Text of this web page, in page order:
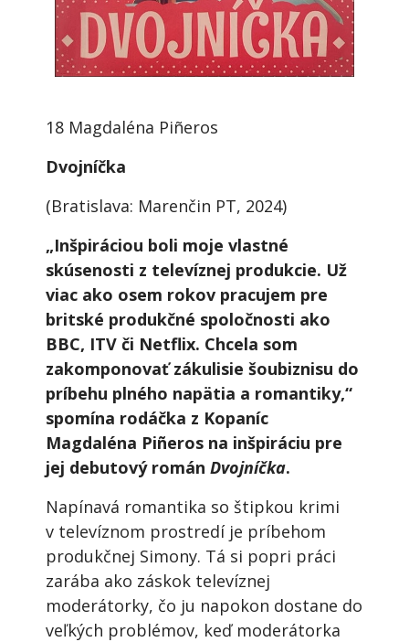
18 Magdaléna Piñeros
Dvojníčka
(Bratislava: Marenčin PT, 2024)
„Inšpiráciou boli moje vlastné
skúsenosti z televíznej produkcie. Už
viac ako osem rokov pracujem pre
britské produkčné spoločnosti ako
BBC, ITV či Netflix. Chcela som
zakomponovať zákulisie šoubiznisu do
príbehu plného napätia a romantiky,“
spomína rodáčka z Kopaníc
Magdaléna Piñeros na inšpiráciu pre
jej debutový román Dvojníčka.
Napínavá romantika so štipkou krimi
v televíznom prostredí je príbehom
produkčnej Simony. Tá si popri práci
zarába ako záskok televíznej
moderátorky, čo ju napokon dostane do
veľkých problémov, keď moderátorka